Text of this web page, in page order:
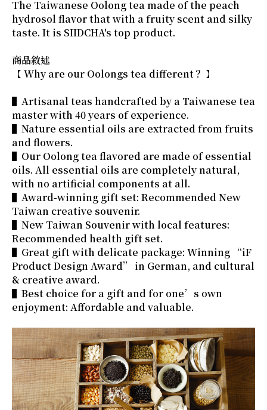
The Taiwanese Oolong tea made of the peach
hydrosol flavor that with a fruity scent and silky
taste. It is SIIDCHA's top product.
商品敘述
【 Why are our Oolongs tea different？ 】
▌Artisanal teas handcrafted by a Taiwanese tea
master with 40 years of experience.
▌Nature essential oils are extracted from fruits
and flowers.
▌Our Oolong tea flavored are made of essential
oils. All essential oils are completely natural,
with no artificial components at all.
▌Award-winning gift set: Recommended New
Taiwan creative souvenir.
▌New Taiwan Souvenir with local features:
Recommended health gift set.
▌Great gift with delicate package: Winning “iF
Product Design Award” in German, and cultural
& creative award.
▌Best choice for a gift and for one’s own
enjoyment: Affordable and valuable.